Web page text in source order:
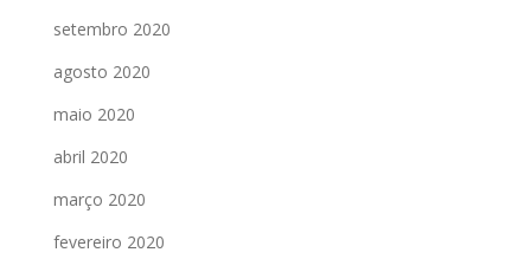
setembro 2020
agosto 2020
maio 2020
abril 2020
março 2020
fevereiro 2020